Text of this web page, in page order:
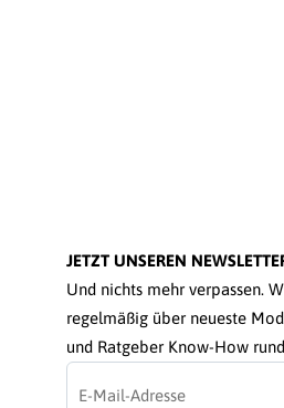
JETZT UNSEREN
Und nichts mehr verpassen.
regelmäßig über neueste
und Ratgeber Know-How